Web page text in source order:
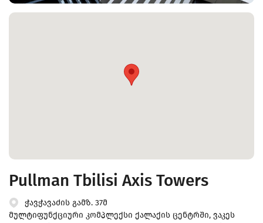
Pullman Tbilisi Axis Towers
ჭავჭავაძის გამზ. 37მ
მულტიფუნქციური კომპლექსი ქალაქის ცენტრში, ვაკეს